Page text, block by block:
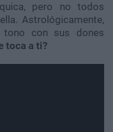
pero no todos
Astrológicamente,
con sus dones
toca a ti?